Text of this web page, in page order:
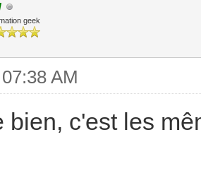
geek
AM
bien, c'est les